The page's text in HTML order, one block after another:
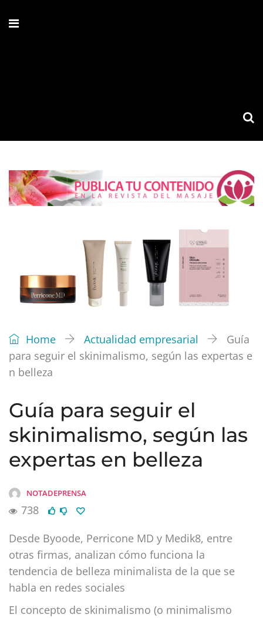
Home Actualidad empresarial
Guía
para seguir el skinimalismo, según las expertas e
n belleza
Guía para seguir el
skinimalismo, según las
expertas en belleza
NOTADEPRENSA
738
Desde Byoode, Perricone MD y Medik8, entre
otras firmas, analizan cómo funciona la
tendencia de belleza minimalista de la que se
habla en redes sociales
El concepto de skinimalismo (o minimalismo